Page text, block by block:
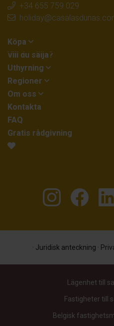
+34 655 759 029
Köpa
Vill du sälja?
Uthyrning
Regioner
Om oss
Kontakta
FAQ
Gratis rådgivning
· Juridisk anteckning ·
Lägenhet till
Fastigheter till
Belgisk